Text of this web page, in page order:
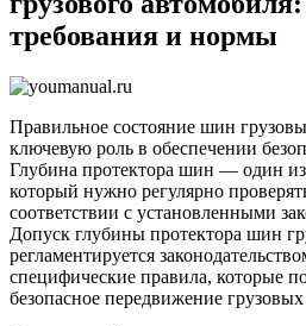
требования и нормы
Правильное состояние шин
ключевую роль в обеспечении
Глубина протектора шин — один
который нужно регулярно
соответствии с установленными
Допуск глубины протектора шин
регламентируется
специфические правила, которые
безопасное передвижение